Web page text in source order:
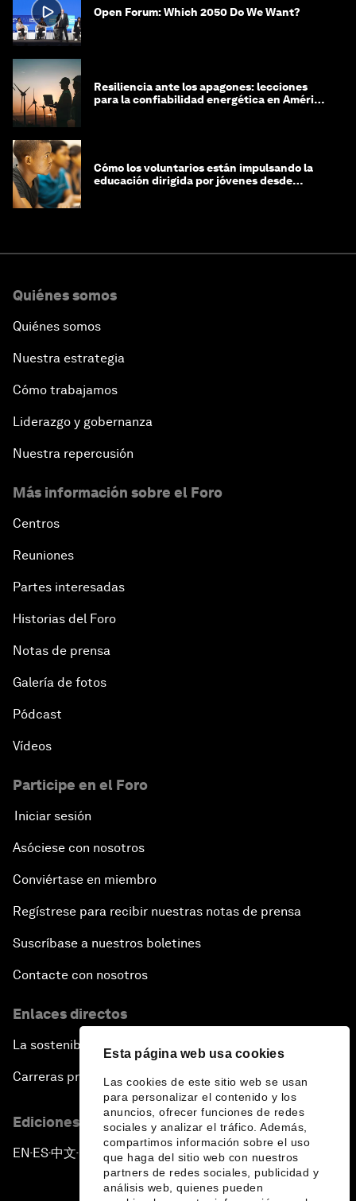
Esta página web usa cookies
Las cookies de este sitio web se usan
para personalizar el contenido y los
anuncios, ofrecer funciones de redes
sociales y analizar el tráfico. Además,
compartimos información sobre el uso
que haga del sitio web con nuestros
partners de redes sociales, publicidad y
análisis web, quienes pueden
Open Forum: Which 2050 Do We Want?
Resiliencia ante los apagones: lecciones
para la confiabilidad energética en América
Cómo los voluntarios están impulsando la
educación dirigida por jóvenes desde
Quiénes somos
Quiénes somos
Nuestra estrategia
Cómo trabajamos
Liderazgo y gobernanza
Nuestra repercusión
Más información sobre el Foro
Centros
Reuniones
Partes interesadas
Historias del Foro
Notas de prensa
Galería de fotos
Pódcast
Vídeos
Participe en el Foro
Iniciar sesión
Asóciese con nosotros
Conviértase en miembro
Regístrese para recibir nuestras notas de prensa
Suscríbase a nuestros boletines
Contacte con nosotros
Enlaces directos
La sostenibilidad en el Foro
Carreras profesionales
Ediciones en otros idiomas
EN ▪ES▪中文▪ 日本語